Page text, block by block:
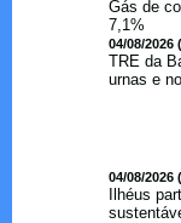
Gás de
7,1%
04/08/2026
TRE da
urnas e
04/08/2026
Ilhéus